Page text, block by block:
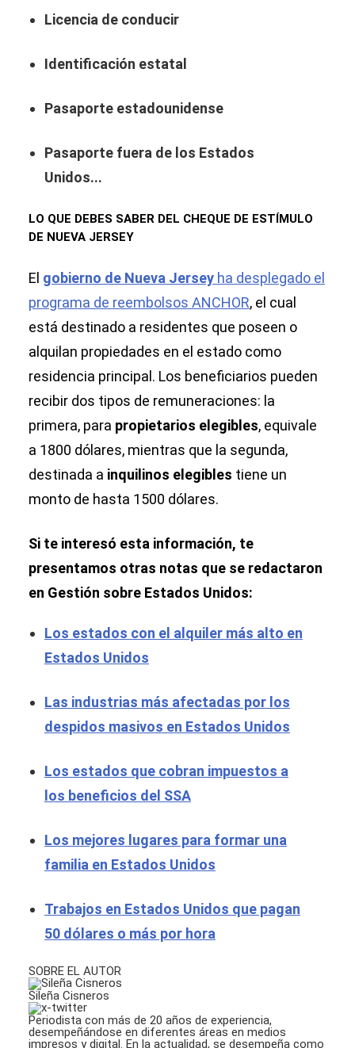
Licencia de conducir
Identificación estatal
Pasaporte estadounidense
Pasaporte fuera de los Estados
Unidos...
LO QUE DEBES SABER DEL CHEQUE DE ESTÍMULO
DE NUEVA JERSEY
El gobierno de Nueva Jersey ha desplegado el
programa de reembolsos ANCHOR, el cual
está destinado a residentes que poseen o
alquilan propiedades en el estado como
residencia principal. Los beneficiarios pueden
recibir dos tipos de remuneraciones: la
primera, para propietarios elegibles, equivale
a 1800 dólares, mientras que la segunda,
destinada a inquilinos elegibles tiene un
monto de hasta 1500 dólares.
Si te interesó esta información, te
presentamos otras notas que se redactaron
en Gestión sobre Estados Unidos:
Los estados con el alquiler más alto en
Estados Unidos
Las industrias más afectadas por los
despidos masivos en Estados Unidos
Los estados que cobran impuestos a
los beneficios del SSA
Los mejores lugares para formar una
familia en Estados Unidos
Trabajos en Estados Unidos que pagan
50 dólares o más por hora
SOBRE EL AUTOR
Sileña Cisneros
Periodista con más de 20 años de experiencia,
desempeñándose en diferentes áreas en medios
impresos y digital. En la actualidad, se desempeña como